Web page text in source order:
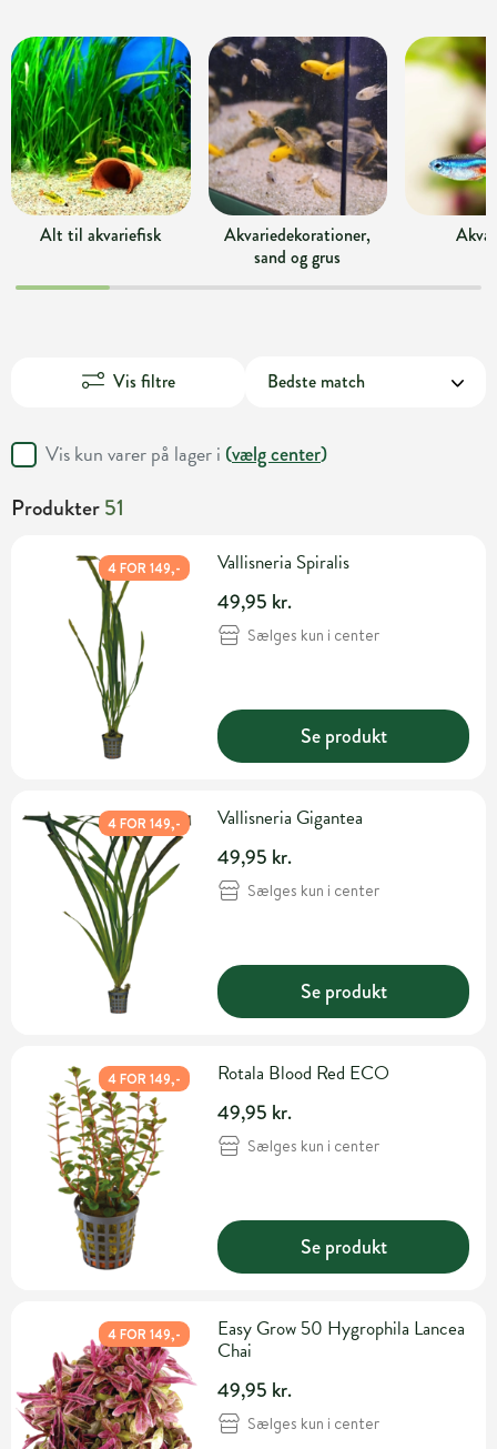
Alt til akvariefisk
Akvariedekorationer,
sand og grus
Vis filtre
Vis kun varer på lager i (vælg center)
Produkter51
4 FOR 149,- Vallisneria Spiralis
49,95 kr.
Sælges kun i center
Se produkt
4 FOR 149,- Vallisneria Gigantea
49,95 kr.
Sælges kun i center
Se produkt
4 FOR 149,- Rotala Blood Red ECO
49,95 kr.
Sælges kun i center
Se produkt
4 FOR 149,-
Easy Grow 50 Hygrophila Lancea
Chai
49,95 kr.
Sælges kun i center